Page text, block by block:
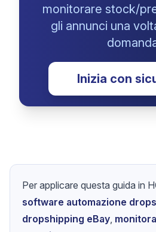
monitorare stock/
gli annunci una
Inizia con
Per applicare questa guida in
software automazione
dropshipping eBay,